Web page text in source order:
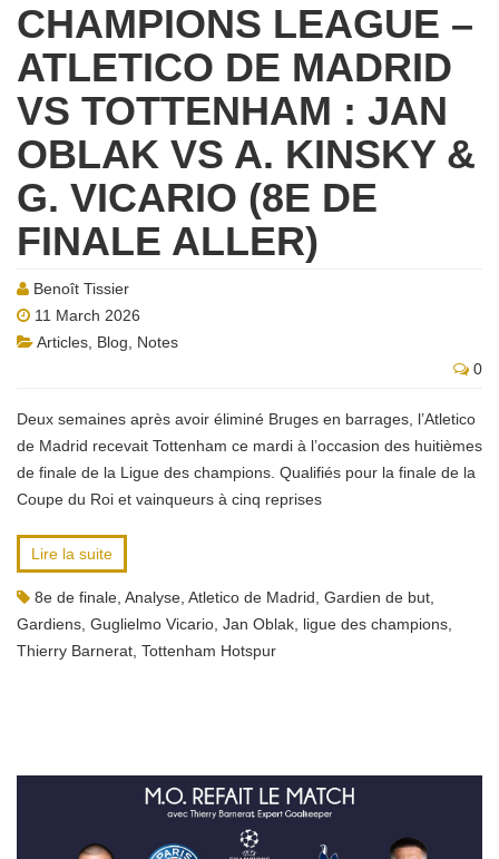
CHAMPIONS LEAGUE –
ATLETICO DE MADRID
VS TOTTENHAM : JAN
OBLAK VS A. KINSKY &
G. VICARIO (8E DE
FINALE ALLER)
Benoît Tissier
11 March 2026
Articles Blog
Notes
0
Deux semaines après avoir éliminé Bruges en barrages, l’Atletico
de Madrid recevait Tottenham ce mardi à l’occasion des huitièmes
de finale de la Ligue des champions. Qualifiés pour la finale de la
Coupe du Roi et vainqueurs à cinq reprises
Lire la suite
8e de finale Analyse Atletico de Madrid Gardien de but
Gardiens Guglielmo Vicario Jan Oblak ligue des champions
Thierry Barnerat Tottenham Hotspur